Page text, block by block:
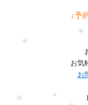
くなる、仕事中の負担
す。横浜、戸塚、戸塚
す。横浜市戸塚区で体
ンRefresh Jamへお気
常生活で起こりやすい
続けられるカラダとコ
い方を見直し、整体で
↓予
お気
お